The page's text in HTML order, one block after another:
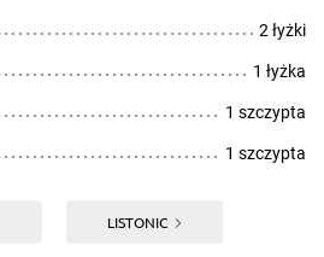
2 łyżki
1 łyżka
1 szczypta
1 szczypta
LISTONIC